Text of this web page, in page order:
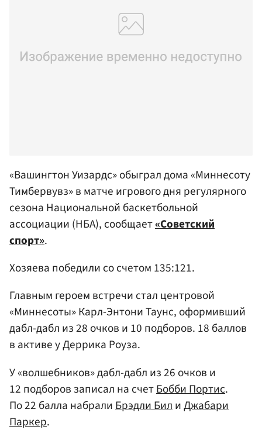
«Вашингтон Уизардс» обыграл дома «Миннесоту
Тимбервувз» в матче игрового дня регулярного
сезона Национальной баскетбольной
ассоциации (НБА), сообщает«Советский
спорт».
Хозяева победили со счетом 135:121.
Главным героем встречи стал центровой
«Миннесоты» Карл-Энтони Таунс, оформивший
дабл-дабл из 28 очков и 10 подборов. 18 баллов
в активе у Деррика Роуза.
У «волшебников» дабл-дабл из 26 очков и
12 подборов записал на счетБобби Портис.
По 22 балла набрали Брэдли Бил иДжабари
Паркер.